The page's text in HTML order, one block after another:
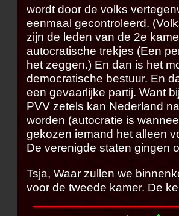
wordt door de volks
eenmaal gecontroleerd.
zijn de leden van de 2e
autocratische trekjes (Een
het zeggen.) En dan is het
democratische bestuur. En
een gevaarlijke partij. Want
PVV zetels kan Nederland
worden (autocratie is
gekozen iemand het alleen
De verenigde staten gingen
Tsja, Waar zullen we
voor de tweede kamer. De